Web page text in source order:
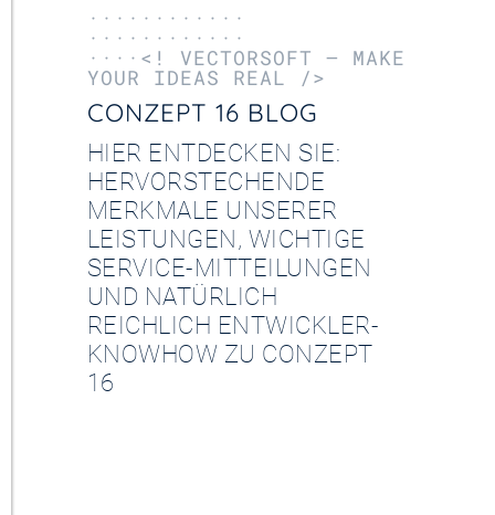
············
············
····<! VECTORSOFT – MAKE
YOUR IDEAS REAL />
CONZEPT 16 BLOG
HIER ENTDECKEN SIE:
HERVORSTECHENDE
MERKMALE UNSERER
LEISTUNGEN, WICHTIGE
SERVICE-MITTEILUNGEN
UND NATÜRLICH
REICHLICH ENTWICKLER-
KNOWHOW ZU CONZEPT
16